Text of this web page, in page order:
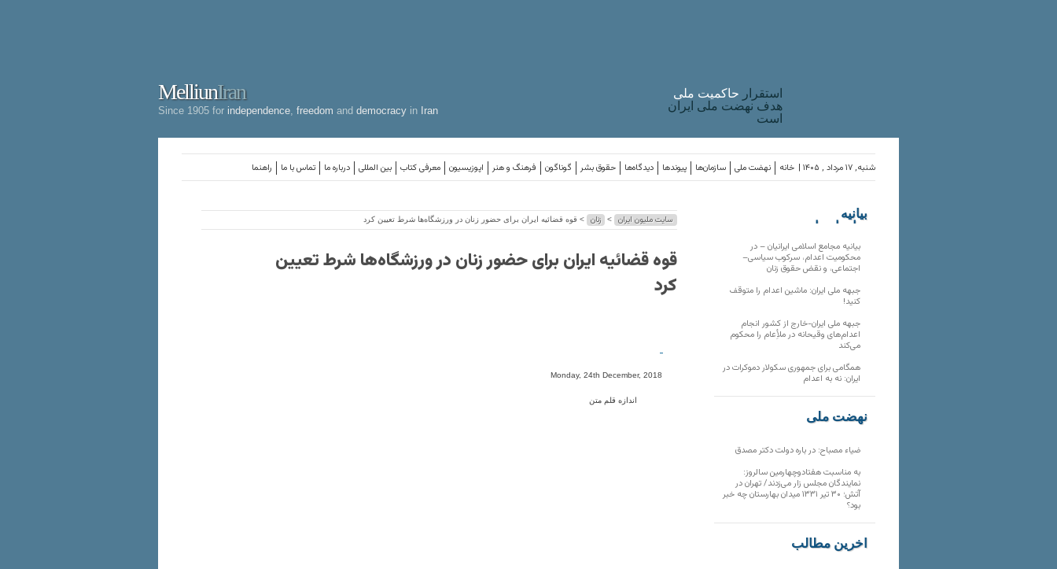
MelliunIran
Since 1905 for independence freedom and democracy in Iran
استقرار حاکميت ملی
هدف نهضت ملی ایران
است
راهنما تماس با ما درباره ما بین المللی معرفی کتاب اپوزیسیون فرهنگ و هنر گوناگون حقوق بشر دیدگاه‌ها پیوندها سازمان‌ها نهضت ملی خانه شنبه, ۱۷ مرداد , ۱۴۰۵ |
سایت ملیون ایران > زنان > قوه قضائیه ایران برای حضور زنان در ورزشگاه‌ها شرط تعیین کرد
قوه قضائیه ایران برای حضور زنان در ورزشگاه‌ها شرط تعیین
کرد
-
Monday, 24th December, 2018
اندازه قلم متن
بیانیه
سازمان‌های
بیانیه مجامع اسلامی ایرانیان – در
محکومیت اعدام، سرکوب سیاسی–
اجتماعی، و نقض حقوق زنان
جبهه ملی ایران: ماشین اعدام را متوقف
کنید!
جبهه ملی ایران-خارج از کشور انجام
اعدام‌های وقیحانه در ملأِعام را محکوم
می‌کند
همگامی برای جمهوری سکولار دموکرات در
ایران: نه به اعدام
نهضت ملی
ضیاء مصباح: در باره دولت دکتر مصدق
به مناسبت هفتادوچهارمین سالروز:
نمایندگان مجلس زار می‌زدند/ تهران در
آتش؛ ۳۰ تیر ۱۳۳۱ میدان بهارستان چه خبر
بود؟
آخرین مطالب